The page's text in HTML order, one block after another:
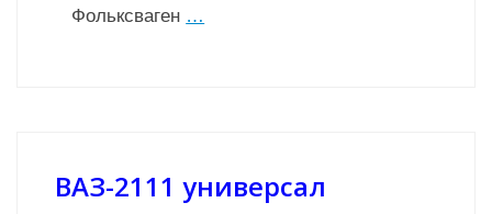
Фольксваген …
ВАЗ-2111 универсал